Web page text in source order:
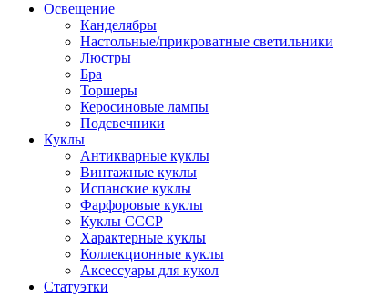
Освещение
Канделябры
Настольные/прикроватные светильники
Люстры
Бра
Торшеры
Керосиновые лампы
Подсвечники
Куклы
Антикварные куклы
Винтажные куклы
Испанские куклы
Фарфоровые куклы
Куклы СССР
Характерные куклы
Коллекционные куклы
Аксессуары для кукол
Статуэтки